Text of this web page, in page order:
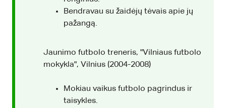
Bendravau su žaidėjų tėvais apie jų
pažangą.
Jaunimo futbolo treneris, "Vilniaus futbolo
mokykla", Vilnius (2004-2008)
Mokiau vaikus futbolo pagrindus ir
taisykles.